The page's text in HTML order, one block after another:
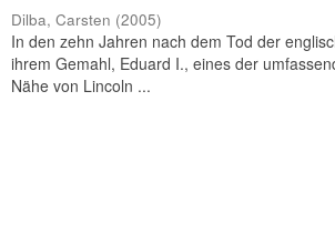
Dilba, Carsten (2005)
In den zehn Jahren nach dem Tod der
ihrem Gemahl, Eduard I., eines der
Nähe von Lincoln ...